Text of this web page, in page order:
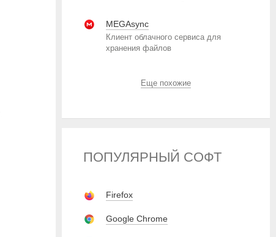
MEGAsync
Клиент облачного сервиса для
хранения файлов
Еще похожие
ПОПУЛЯРНЫЙ СОФТ
Firefox
Google Chrome